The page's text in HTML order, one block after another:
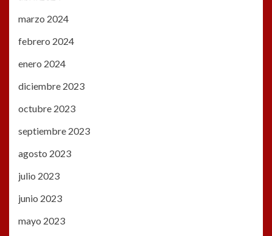
marzo 2024
febrero 2024
enero 2024
diciembre 2023
octubre 2023
septiembre 2023
agosto 2023
julio 2023
junio 2023
mayo 2023